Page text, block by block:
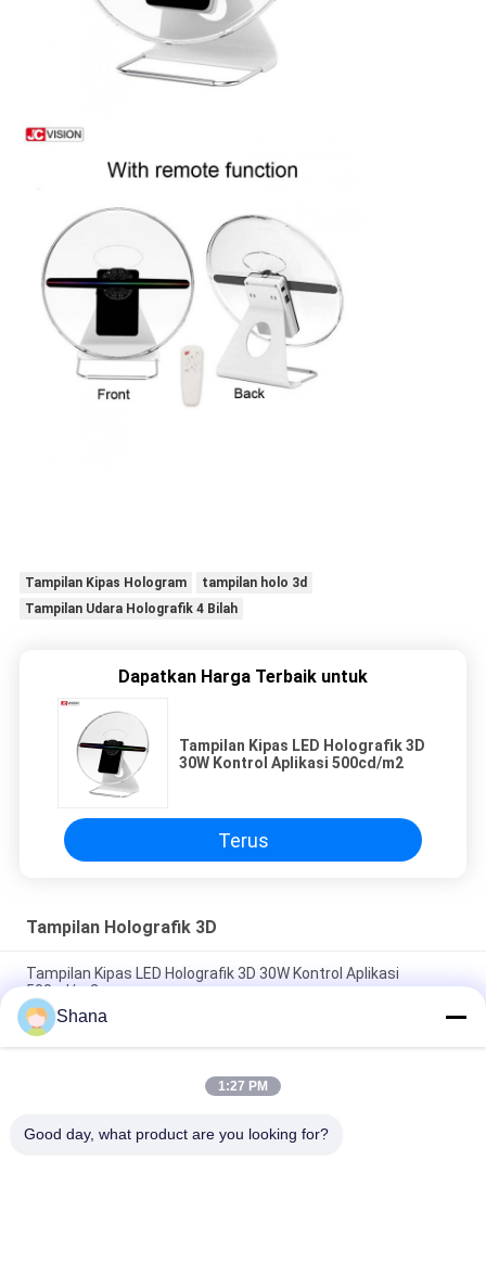
Tampilan Kipas Hologram
tampilan holo 3d
Tampilan Udara Holografik 4 Bilah
Dapatkan Harga Terbaik untuk
Tampilan Kipas LED Holografik 3D
30W Kontrol Aplikasi 500cd/m2
Terus
Tampilan Holografik 3D
Tampilan Kipas LED Holografik 3D 30W Kontrol Aplikasi
500cd/m2
JCVISION 3D Holographic Display 65cm Wifi Fan 3D Hologram
AD LED Fan
Tampilan Holografik 3D Tangan 10cm Tampilan Kipas
Shana
1:27 PM
Good day, what product are you looking for?